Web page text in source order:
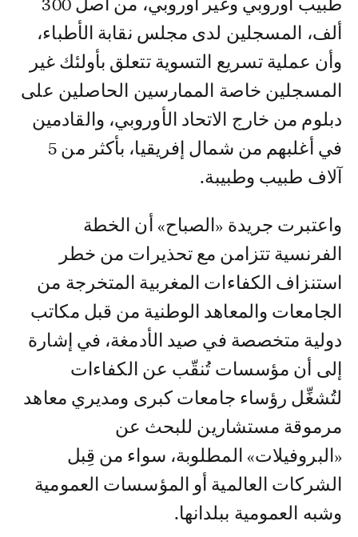
طبيب أوروبي وغير أوروبي، من أصل 300
ألف، المسجلين لدى مجلس نقابة الأطباء،
وأن عملية تسريع التسوية تتعلق بأولئك غير
المسجلين خاصة الممارسين الحاصلين على
دبلوم من خارج الاتحاد الأوروبي، والقادمين
في أغلبهم من شمال إفريقيا، بأكثر من 5
آلاف طبيب وطبيبة.
واعتبرت جريدة «الصباح» أن الخطة
الفرنسية تتزامن مع تحذيرات من خطر
استنزاف الكفاءات المغربية المتخرجة من
الجامعات والمعاهد الوطنية من قبل مكاتب
دولية متخصصة في صيد الأدمغة، في إشارة
إلى أن مؤسسات تُنقّب عن الكفاءات
لتُشغِّل رؤساء جامعات كبرى ومديري معاهد
مرموقة مستشارين للبحث عن
«البروفيلات» المطلوبة، سواء من قِبل
الشركات العالمية أو المؤسسات العمومية
وشبه العمومية ببلدانها.